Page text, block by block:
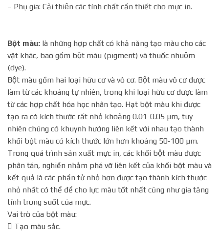
– Phụ gia: Cải thiện các tính chất cần thiết cho mực in.
Bột màu: là những hợp chất có khả năng tạo màu cho các
vật khác, bao gồm bột màu (pigment) và thuốc nhuộm
(dye).
Bột màu gồm hai loại hữu cơ và vô cơ. Bột màu vô cơ được
làm từ các khoáng tự nhiên, trong khi loại hữu cơ được làm
từ các hợp chất hóa học nhân tạo. Hạt bột màu khi được
tạo ra có kích thước rất nhỏ khoảng 0.01-0.05 µm, tuy
nhiên chúng có khuynh hướng liên kết với nhau tạo thành
khối bột màu có kích thước lớn hơn khoảng 50-100 µm.
Trong quá trình sản xuất mực in, các khối bột màu được
phân tán, nghiền nhằm phá vỡ liên kết của khối bột màu và
kết quả là các phần tử nhỏ hơn được tạo thành kích thước
nhỏ nhất có thể để cho lực màu tốt nhất cũng như gia tăng
tính trong suốt của mực.
Vai trò của bột màu:
 Tạo màu sắc.